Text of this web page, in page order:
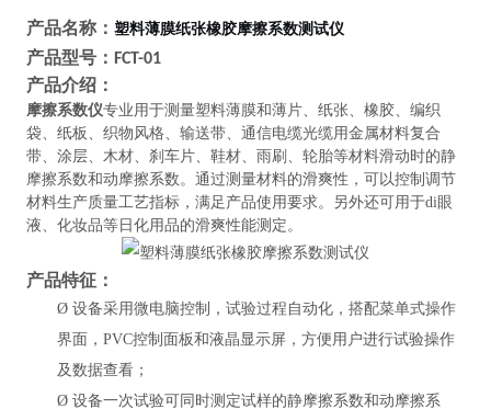
产品名称： 塑料薄膜纸张橡胶摩擦系数测试仪
产品型号： FCT-01
产品介绍：
摩擦系数仪专业用于测量塑料薄膜和薄片、纸张、橡胶、编织
袋、纸板、织物风格、输送带、通信电缆光缆用金属材料复合
带、涂层、木材、刹车片、鞋材、雨刷、轮胎等材料滑动时的静
摩擦系数和动摩擦系数。通过测量材料的滑爽性，可以控制调节
材料生产质量工艺指标，满足产品使用要求。另外还可用于di眼
液、化妆品等日化用品的滑爽性能测定。
产品特征：
Ø 设备采用微电脑控制，试验过程自动化，搭配菜单式操作
界面， PVC控制面板和液晶显示屏，方便用户进行试验操作
及数据查看；
Ø 设备一次试验可同时测定试样的静摩擦系数和动摩擦系